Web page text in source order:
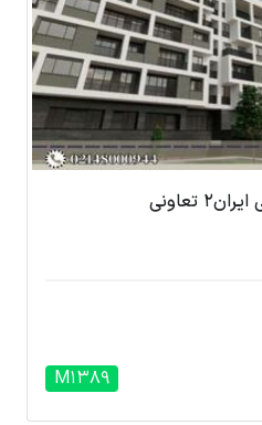
پیش فروش پروژه مسکونی ایران2 تعاونی
M1389